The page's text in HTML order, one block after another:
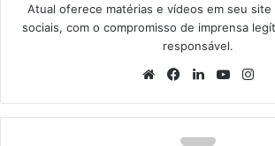
Atual oferece matérias e vídeos em seu site
sociais, com o compromisso de imprensa
responsável.
We
te
Fa
bo
ok
Lin
din
Yo
ub
ra